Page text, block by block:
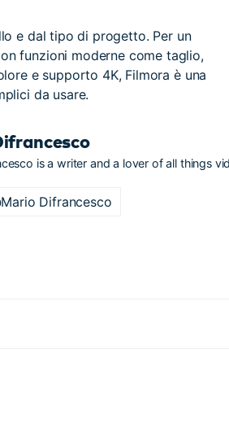
e dal tipo di progetto. Per un
funzioni moderne come taglio,
e supporto 4K, Filmora è una
da usare.
is a writer and a lover of all things
Difrancesco